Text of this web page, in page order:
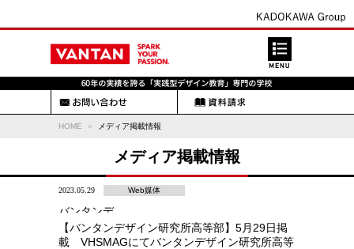
HOME メディア掲載情報
メディア掲載情報
2023.05.29 Web媒体
バンタンデ
ザイン研究
所 高等部
【バンタンデザイン研究所高等部】5月29日掲
載 VHSMAGにてバンタンデザイン研究所高等